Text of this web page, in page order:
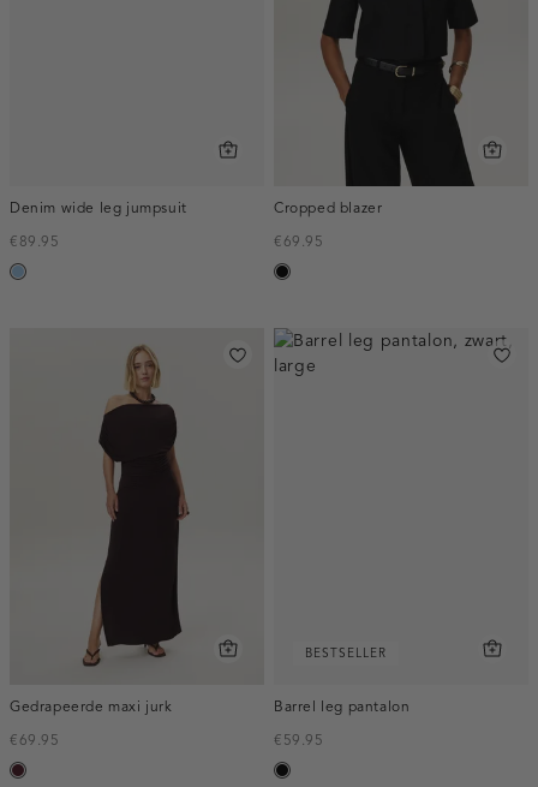
Denim wide leg jumpsuit
€89.95
blauw,
Cropped blazer
€69.95
zwart
Gedrapeerde maxi jurk
€69.95
pruim,
BESTSELLER
Barrel leg pantalon
€59.95
zwart